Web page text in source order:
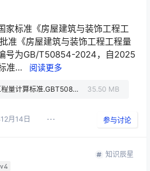
家标准《房屋建筑与装饰工程工
准《房屋建筑与装饰工程工程量
号为GB/T50854-2024，自2025
准...
阅读更多
房屋建筑与装饰工程工程量计算标准.GBT50854-2024.rar 35.50 MB
月14日 参与讨论
知识辰星